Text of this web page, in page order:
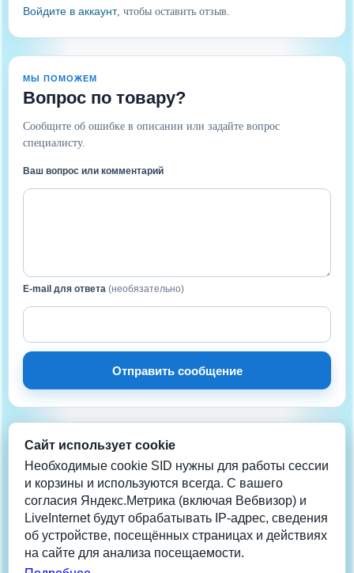
Войдите в аккаунт, чтобы оставить отзыв.
МЫ ПОМОЖЕМ
Вопрос по товару?
Сообщите об ошибке в описании или задайте вопрос
специалисту.
Ваш вопрос или комментарий
E-mail для ответа (необязательно)
Отправить сообщение
НА СВЯЗИ
Нужна помощь?
Телеграм
info@coolera.ru
+7 962-942-2013
Данные обновлены: 07/08/26 19:58:54 1
Сайт использует cookie
Необходимые cookie SID нужны для работы сессии
и корзины и используются всегда. С вашего
согласия Яндекс.Метрика (включая Вебвизор) и
LiveInternet будут обрабатывать IP-адрес, сведения
об устройстве, посещённых страницах и действиях
на сайте для анализа посещаемости.